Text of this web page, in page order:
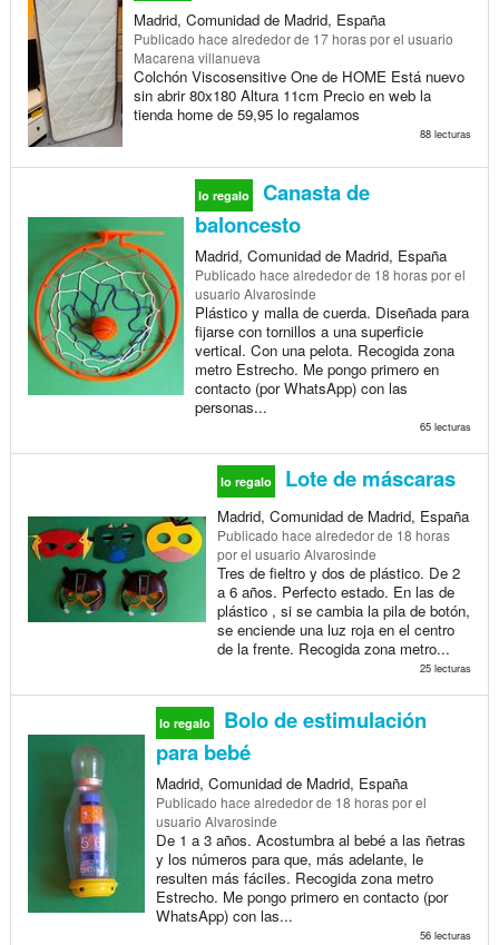
Madrid, Comunidad de Madrid, España
Publicado hace alrededor de 17 horaspor el usuario
Macarena villanueva
Colchón Viscosensitive One de HOME Está nuevo
sin abrir 80x180 Altura 11cm Precio en web la
tienda home de 59,95 lo regalamos
88 lecturas
lo regalo
Canasta de
baloncesto
Madrid, Comunidad de Madrid, España
Publicado hace alrededor de 18 horaspor el
usuario Alvarosinde
Plástico y malla de cuerda. Diseñada para
fijarse con tornillos a una superficie
vertical. Con una pelota. Recogida zona
metro Estrecho. Me pongo primero en
contacto (por WhatsApp) con las
personas...
65 lecturas
lo regalo Lote de máscaras
Madrid, Comunidad de Madrid, España
Publicado hace alrededor de 18 horas
por el usuario Alvarosinde
Tres de fieltro y dos de plástico. De 2
a 6 años. Perfecto estado. En las de
plástico , si se cambia la pila de botón,
se enciende una luz roja en el centro
de la frente. Recogida zona metro...
25 lecturas
lo regalo
Bolo de estimulación
para bebé
Madrid, Comunidad de Madrid, España
Publicado hace alrededor de 18 horaspor el
usuario Alvarosinde
De 1 a 3 años. Acostumbra al bebé a las ñetras
y los números para que, más adelante, le
resulten más fáciles. Recogida zona metro
Estrecho. Me pongo primero en contacto (por
WhatsApp) con las...
56 lecturas